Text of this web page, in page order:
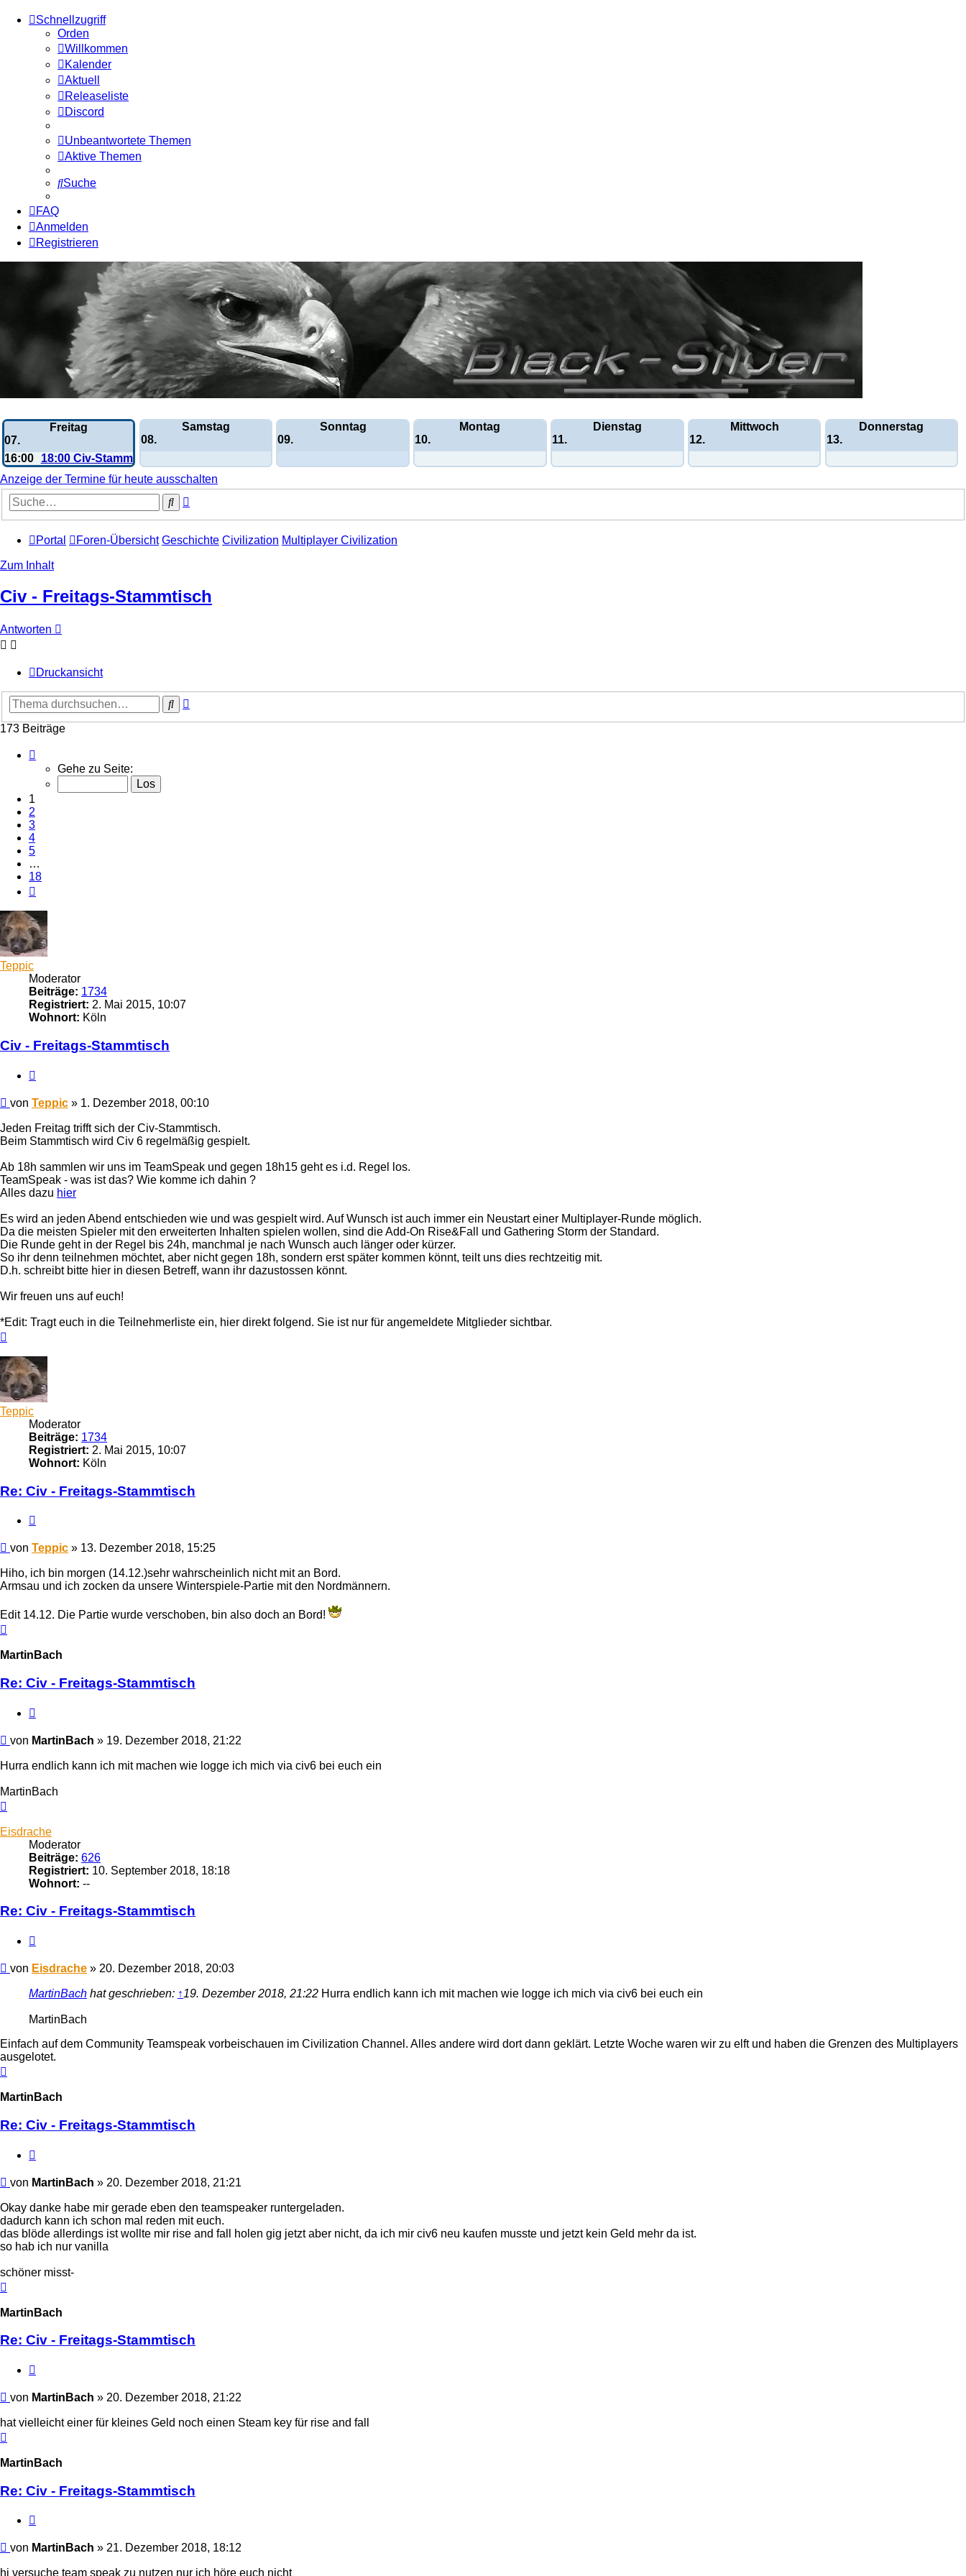
Schnellzugriff
Orden
Willkommen
Kalender
Aktuell
Releaseliste
Discord
Unbeantwortete Themen
Aktive Themen
Suche
FAQ
Anmelden
Registrieren
Freitag
07.
16:00
18:00 Civ-Stammtisch
Samstag
08.
Sonntag
09.
Montag
10.
Dienstag
11.
Mittwoch
12.
Donnerstag
13.
Anzeige der Termine für heute ausschalten
Suche
Portal Foren-Übersicht Geschichte Civilization Multiplayer Civilization
Zum Inhalt
Civ - Freitags-Stammtisch
Antworten
Druckansicht
Suche
173 Beiträge
18
Gehe zu Seite:
1
2
3
4
5
…
18
Teppic
Moderator
Beiträge: 1734
Registriert: 2. Mai 2015, 10:07
Wohnort: Köln
Civ - Freitags-Stammtisch
Beitrag
von Teppic » 1. Dezember 2018, 00:10
Jeden Freitag trifft sich der Civ-Stammtisch.
Beim Stammtisch wird Civ 6 regelmäßig gespielt.
Ab 18h sammlen wir uns im TeamSpeak und gegen 18h15 geht es i.d. Regel los.
TeamSpeak - was ist das? Wie komme ich dahin ?
Alles dazu hier
Es wird an jeden Abend entschieden wie und was gespielt wird. Auf Wunsch ist auch immer ein Neustart einer Multiplayer-Runde möglich.
Da die meisten Spieler mit den erweiterten Inhalten spielen wollen, sind die Add-On Rise&Fall und Gathering Storm der Standard.
Die Runde geht in der Regel bis 24h, manchmal je nach Wunsch auch länger oder kürzer.
So ihr denn teilnehmen möchtet, aber nicht gegen 18h, sondern erst später kommen könnt, teilt uns dies rechtzeitig mit.
D.h. schreibt bitte hier in diesen Betreff, wann ihr dazustossen könnt.
Wir freuen uns auf euch!
*Edit: Tragt euch in die Teilnehmerliste ein, hier direkt folgend. Sie ist nur für angemeldete Mitglieder sichtbar.
Teppic
Moderator
Beiträge: 1734
Registriert: 2. Mai 2015, 10:07
Wohnort: Köln
Re: Civ - Freitags-Stammtisch
Beitrag
von Teppic » 13. Dezember 2018, 15:25
Hiho, ich bin morgen (14.12.)sehr wahrscheinlich nicht mit an Bord.
Armsau und ich zocken da unsere Winterspiele-Partie mit den Nordmännern.
Edit 14.12. Die Partie wurde verschoben, bin also doch an Bord!
MartinBach
Re: Civ - Freitags-Stammtisch
Beitrag
von MartinBach » 19. Dezember 2018, 21:22
Hurra endlich kann ich mit machen wie logge ich mich via civ6 bei euch ein
MartinBach
Eisdrache
Moderator
Beiträge: 626
Registriert: 10. September 2018, 18:18
Wohnort: --
Re: Civ - Freitags-Stammtisch
Beitrag
von Eisdrache » 20. Dezember 2018, 20:03
MartinBach hat geschrieben: ↑19. Dezember 2018, 21:22 Hurra endlich kann ich mit machen wie logge ich mich via civ6 bei euch ein
MartinBach
Einfach auf dem Community Teamspeak vorbeischauen im Civilization Channel. Alles andere wird dort dann geklärt. Letzte Woche waren wir zu elft und haben die Grenzen des Multiplayers
ausgelotet.
MartinBach
Re: Civ - Freitags-Stammtisch
Beitrag
von MartinBach » 20. Dezember 2018, 21:21
Okay danke habe mir gerade eben den teamspeaker runtergeladen.
dadurch kann ich schon mal reden mit euch.
das blöde allerdings ist wollte mir rise and fall holen gig jetzt aber nicht, da ich mir civ6 neu kaufen musste und jetzt kein Geld mehr da ist.
so hab ich nur vanilla
schöner misst-
MartinBach
Re: Civ - Freitags-Stammtisch
Beitrag
von MartinBach » 20. Dezember 2018, 21:22
hat vielleicht einer für kleines Geld noch einen Steam key für rise and fall
MartinBach
Re: Civ - Freitags-Stammtisch
Beitrag
von MartinBach » 21. Dezember 2018, 18:12
hi versuche team speak zu nutzen nur ich höre euch nicht